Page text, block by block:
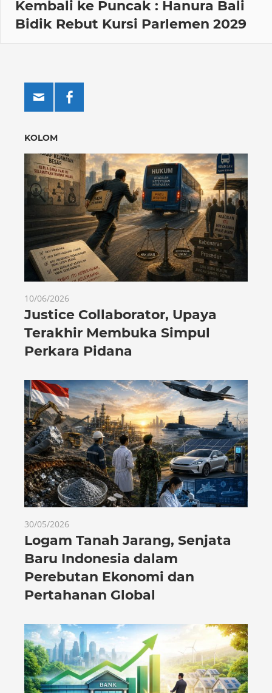
Kembali ke Puncak : Hanura Bali
Bidik Rebut Kursi Parlemen 2029
KOLOM
10/06/2026
Justice Collaborator, Upaya
Terakhir Membuka Simpul
Perkara Pidana
30/05/2026
Logam Tanah Jarang, Senjata
Baru Indonesia dalam
Perebutan Ekonomi dan
Pertahanan Global